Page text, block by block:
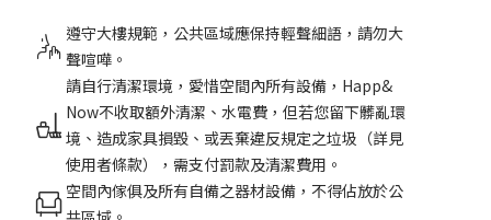
遵守大樓規範，公共區域應保持輕聲細語，請勿大
聲喧嘩。
請自行清潔環境，愛惜空間內所有設備，Happ&
Now不收取額外清潔、水電費，但若您留下髒亂環
境、造成家具損毀、或丟棄違反規定之垃圾（詳見
使用者條款），需支付罰款及清潔費用。
空間內傢俱及所有自備之器材設備，不得佔放於公